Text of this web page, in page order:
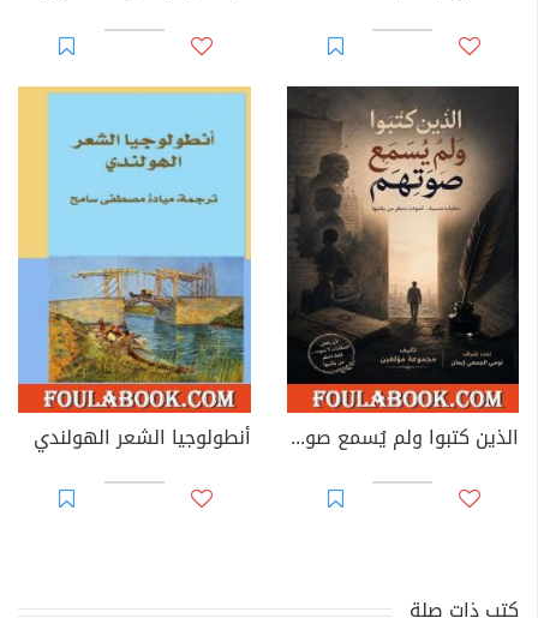
الذين كتبوا ولم يُسمع صوتهم أنطولوجيا الشعر الهولندي
كتب ذات صلة